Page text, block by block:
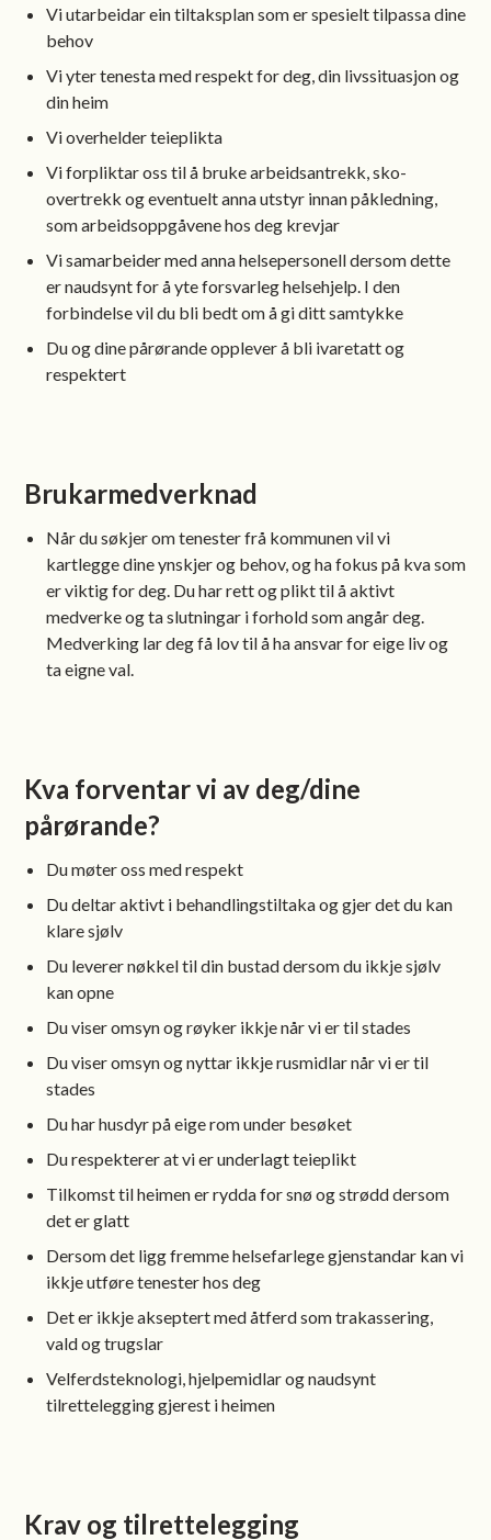
Vi utarbeidar ein tiltaksplan som er spesielt tilpassa dine
behov
Vi yter tenesta med respekt for deg, din livssituasjon og
din heim
Vi overhelder teieplikta
Vi forpliktar oss til å bruke arbeidsantrekk, sko-
overtrekk og eventuelt anna utstyr innan påkledning,
som arbeidsoppgåvene hos deg krevjar
Vi samarbeider med anna helsepersonell dersom dette
er naudsynt for å yte forsvarleg helsehjelp. I den
forbindelse vil du bli bedt om å gi ditt samtykke
Du og dine pårørande opplever å bli ivaretatt og
respektert
Brukarmedverknad
Når du søkjer om tenester frå kommunen vil vi
kartlegge dine ynskjer og behov, og ha fokus på kva som
er viktig for deg. Du har rett og plikt til å aktivt
medverke og ta slutningar i forhold som angår deg.
Medverking lar deg få lov til å ha ansvar for eige liv og
ta eigne val.
Kva forventar vi av deg/dine
pårørande?
Du møter oss med respekt
Du deltar aktivt i behandlingstiltaka og gjer det du kan
klare sjølv
Du leverer nøkkel til din bustad dersom du ikkje sjølv
kan opne
Du viser omsyn og røyker ikkje når vi er til stades
Du viser omsyn og nyttar ikkje rusmidlar når vi er til
stades
Du har husdyr på eige rom under besøket
Du respekterer at vi er underlagt teieplikt
Tilkomst til heimen er rydda for snø og strødd dersom
det er glatt
Dersom det ligg fremme helsefarlege gjenstandar kan vi
ikkje utføre tenester hos deg
Det er ikkje akseptert med åtferd som trakassering,
vald og trugslar
Velferdsteknologi, hjelpemidlar og naudsynt
tilrettelegging gjerest i heimen
Krav og tilrettelegging